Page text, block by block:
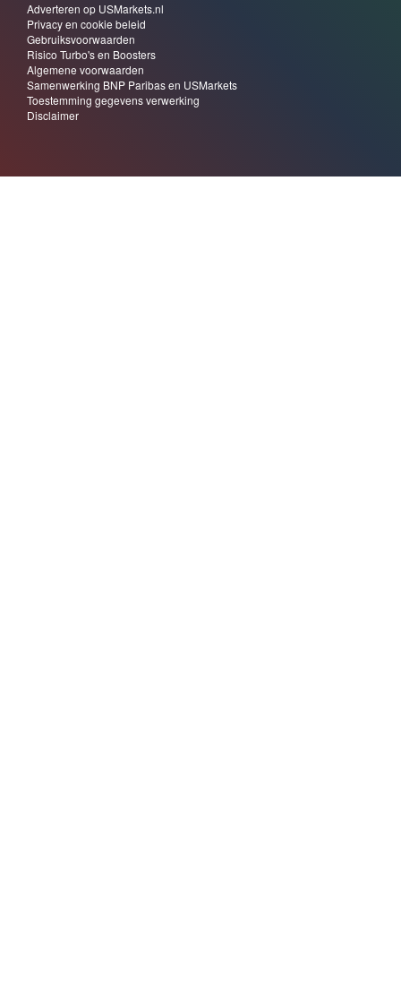
Adverteren op USMarkets.nl
Privacy en cookie beleid
Gebruiksvoorwaarden
Risico Turbo's en Boosters
Algemene voorwaarden
Samenwerking BNP Paribas en USMarkets
Toestemming gegevens verwerking
Disclaimer